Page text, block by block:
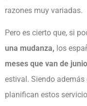
razones muy variadas.
Pero es cierto que, si
una mudanza, los
meses que van de
estival. Siendo además
planifican estos